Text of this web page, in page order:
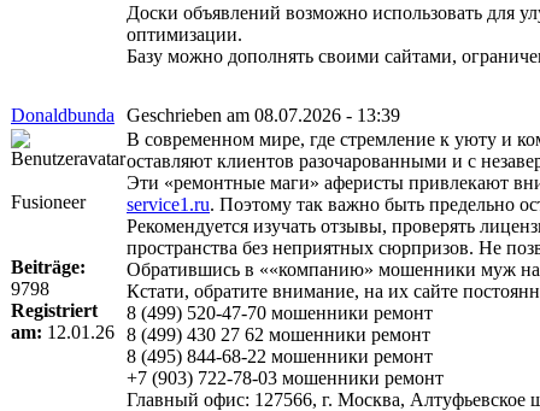
Доски объявлений возможно использовать для
оптимизации.
Базу можно дополнять своими сайтами,
Donaldbunda Geschrieben am 08.07.2026 - 13:39
Fusioneer
Beiträge:
9798
Registriert
am: 12.01.26
В современном мире, где стремление к уюту и
оставляют клиентов разочарованными и с
Эти «ремонтные маги» аферисты привлекают
service1.ru. Поэтому так важно быть предельно
Рекомендуется изучать отзывы, проверять
пространства без неприятных сюрпризов. Не
Обратившись в ««компанию» мошенники муж на
Кстати, обратите внимание, на их сайте
8 (499) 520-47-70 мошенники ремонт
8 (499) 430 27 62 мошенники ремонт
8 (495) 844-68-22 мошенники ремонт
+7 (903) 722-78-03 мошенники ремонт
Главный офис: 127566, г. Москва, Алтуфьевское